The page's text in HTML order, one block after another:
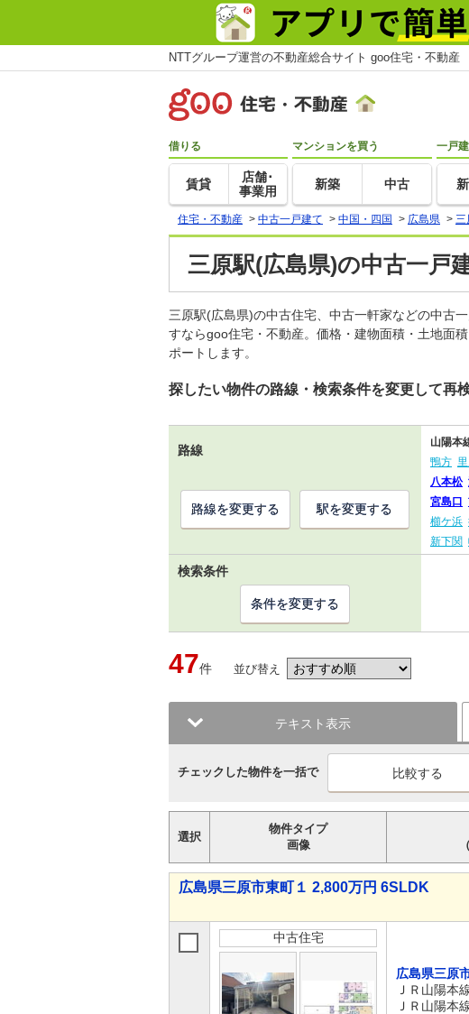
NTTグループ運営の不動産総合サイト goo住宅・不動産
借りる
賃貸
店舗･
事業用
マンションを買う
新築 中古
一戸
住宅・不動産 > 中古一戸建て > 中国・四国 > 広島県 > 三
三原駅(広島県)の中古一戸
三原駅(広島県)の中古住宅、中古一軒家などの中古
すならgoo住宅・不動産。価格・建物面積・土地面
ポートします。
探したい物件の路線・検索条件を変更して再
路線
山陽本
鴨方
八本松
宮島口
櫛ケ浜
新下関
路線を変更する 駅を変更する
検索条件
条件を変更する
47件 並び替え
テキスト表示
チェックした物件を一括で
選択
物件タイプ
画像
広島県三原市東町１ 2,800万円 6SLDK
中古住宅
広島県三原
ＪＲ山陽本
ＪＲ山陽本